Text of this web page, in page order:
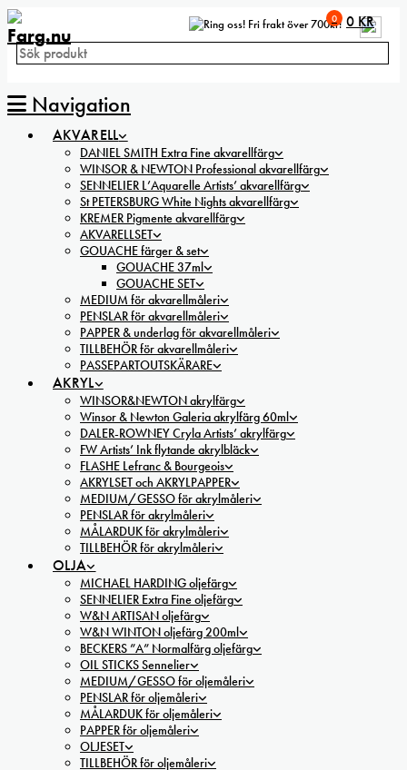
Fri frakt över 700kr!
Navigation
0 0 KR
AKVARELL
DANIEL SMITH Extra Fine akvarellfärg
WINSOR & NEWTON Professional akvarellfärg
SENNELIER L’Aquarelle Artists’ akvarellfärg
St PETERSBURG White Nights akvarellfärg
KREMER Pigmente akvarellfärg
AKVARELLSET
GOUACHE färger & set
GOUACHE 37ml
GOUACHE SET
MEDIUM för akvarellmåleri
PENSLAR för akvarellmåleri
PAPPER & underlag för akvarellmåleri
TILLBEHÖR för akvarellmåleri
PASSEPARTOUTSKÄRARE
AKRYL
WINSOR&NEWTON akrylfärg
Winsor & Newton Galeria akrylfärg 60ml
DALER-ROWNEY Cryla Artists’ akrylfärg
FW Artists’ Ink flytande akrylbläck
FLASHE Lefranc & Bourgeois
AKRYLSET och AKRYLPAPPER
MEDIUM/GESSO för akrylmåleri
PENSLAR för akrylmåleri
MÅLARDUK för akrylmåleri
TILLBEHÖR för akrylmåleri
OLJA
MICHAEL HARDING oljefärg
SENNELIER Extra Fine oljefärg
W&N ARTISAN oljefärg
W&N WINTON oljefärg 200ml
BECKERS ”A” Normalfärg oljefärg
OIL STICKS Sennelier
MEDIUM/GESSO för oljemåleri
PENSLAR för oljemåleri
MÅLARDUK för oljemåleri
PAPPER för oljemåleri
OLJESET
TILLBEHÖR för oljemåleri